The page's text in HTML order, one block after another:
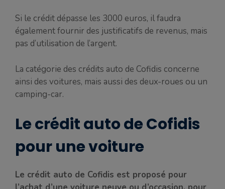
Si le crédit dépasse les 3000 euros, il faudra
également fournir des justificatifs de revenus, mais
pas d’utilisation de l’argent.
La catégorie des crédits auto de Cofidis concerne
ainsi des voitures, mais aussi des deux-roues ou un
camping-car.
Le crédit auto de Cofidis
pour une voiture
Le crédit auto de Cofidis est proposé pour